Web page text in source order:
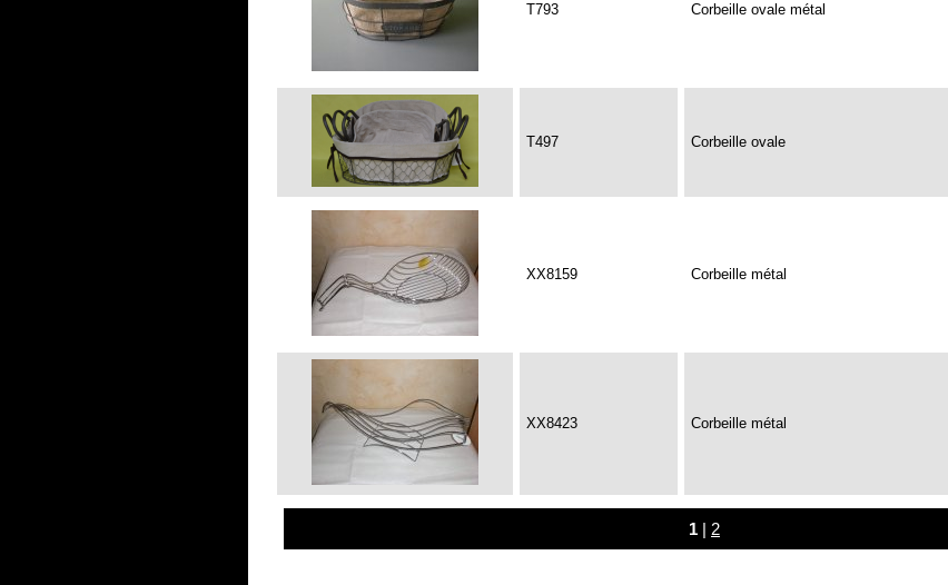
T793 Corbeille ovale métal
T497 Corbeille ovale
XX8159 Corbeille métal
XX8423 Corbeille métal
1 | 2